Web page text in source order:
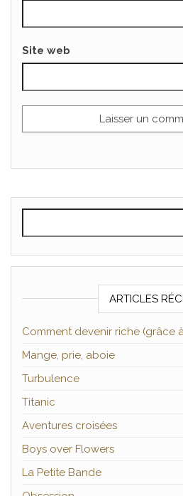
Site web
ARTICLES
Comment devenir riche (grâce
Mange, prie, aboie
Turbulence
Titanic
Aventures croisées
Boys over Flowers
La Petite Bande